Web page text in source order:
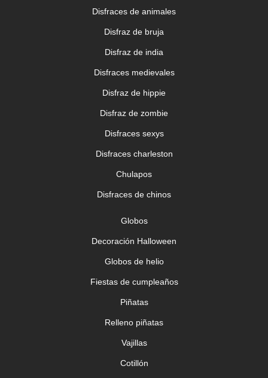
Disfraces de animales
Disfraz de bruja
Disfraz de india
Disfraces medievales
Disfraz de hippie
Disfraz de zombie
Disfraces sexys
Disfraces charleston
Chulapos
Disfraces de chinos
Globos
Decoración Halloween
Globos de helio
Fiestas de cumpleaños
Piñatas
Relleno piñatas
Vajillas
Cotillón